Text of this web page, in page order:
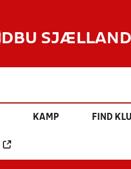
DBU SJÆLLAND
KAMP FIND